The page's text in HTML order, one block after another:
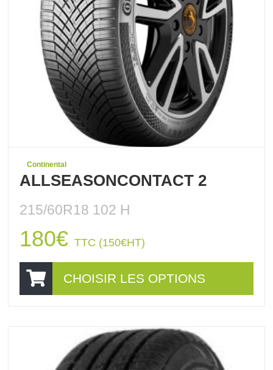
Continental
ALLSEASONCONTACT 2
215/60R18 102 H
180€ TTC (150€HT)
CHOISIR LES OPTIONS